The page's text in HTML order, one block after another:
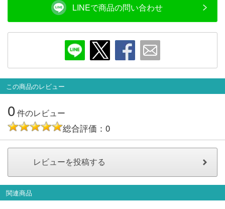
LINEで商品の問い合わせ
この商品のレビュー
0件のレビュー
総合評価：0
関連商品